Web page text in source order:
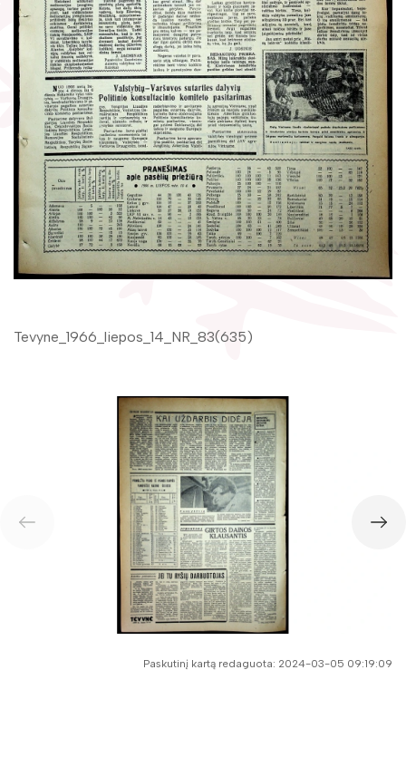
Gaunami periodiniai leidiniai
Tarpbibliotekinis abonementas
Knygomatai
Internetas
Klubai
Literatų klubas „Polėkis“
Interaktyvi kelionė
Gabrielės Petkevičaitės-Bitės literatūrinė
premija
Bibliotekos 70-metis
Virtuali biblioteka
Tevyne_1966_liepos_14_NR_83(635)
Paskutinį kartą redaguota: 2024-03-05 09:19:09